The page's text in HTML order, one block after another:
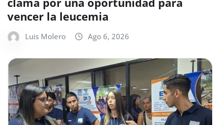
vencer la leucemia
Luis Molero Ago 6, 2026